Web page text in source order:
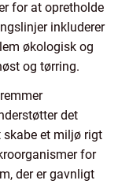
for at opretholde
inkluderer
økologisk og
og tørring.
det
skabe et miljø rigt
for
der er gavnligt